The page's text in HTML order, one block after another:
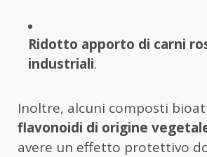
Ridotto apporto di carni
industriali.
Inoltre, alcuni composti
flavonoidi di origine
avere un effetto protettivo